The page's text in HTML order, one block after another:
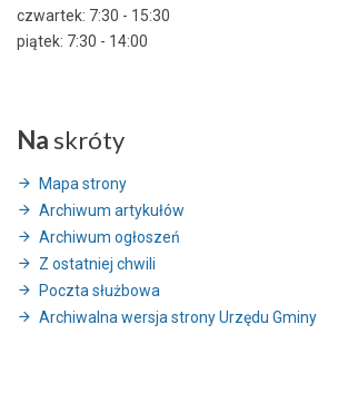
czwartek: 7:30 - 15:30
piątek: 7:30 - 14:00
Na skróty
Mapa strony
Archiwum artykułów
Archiwum ogłoszeń
Z ostatniej chwili
Poczta służbowa
Archiwalna wersja strony Urzędu Gminy